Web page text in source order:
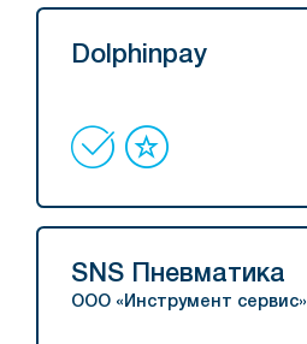
Dolphinpay
SNS Пневматика
ООО «Инструмент сервис»